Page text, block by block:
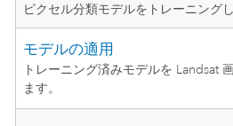
ピクセル分類モデルをトレーニングし
モデルの適用
トレーニング済みモデルを Landsat
ます。